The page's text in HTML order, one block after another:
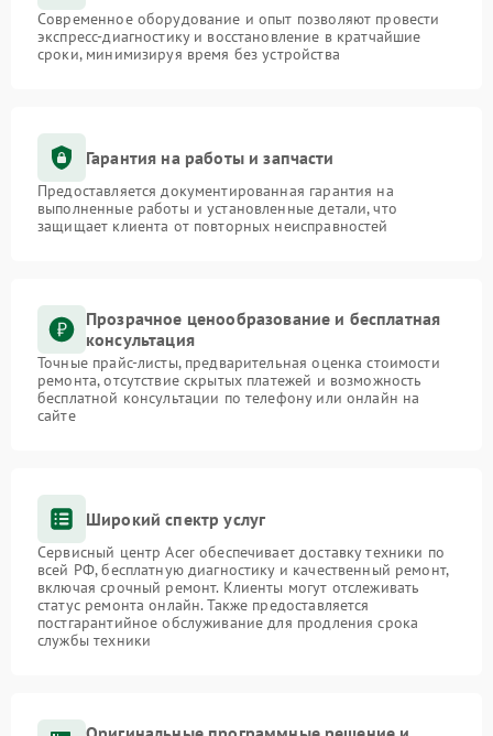
Современное оборудование и опыт позволяют провести
экспресс-диагностику и восстановление в кратчайшие
сроки, минимизируя время без устройства
Гарантия на работы и запчасти
Предоставляется документированная гарантия на
выполненные работы и установленные детали, что
защищает клиента от повторных неисправностей
Прозрачное ценообразование и бесплатная
консультация
Точные прайс-листы, предварительная оценка стоимости
ремонта, отсутствие скрытых платежей и возможность
бесплатной консультации по телефону или онлайн на
сайте
Широкий спектр услуг
Сервисный центр Acer обеспечивает доставку техники по
всей РФ, бесплатную диагностику и качественный ремонт,
включая срочный ремонт. Клиенты могут отслеживать
статус ремонта онлайн. Также предоставляется
постгарантийное обслуживание для продления срока
службы техники